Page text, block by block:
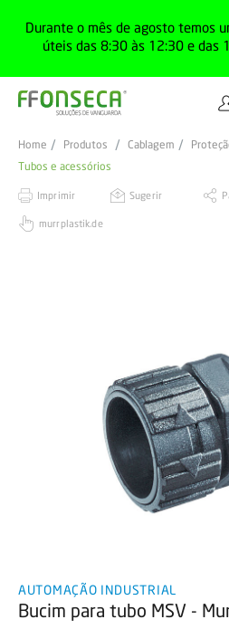
Durante o mês de agosto temos
úteis das 8:30 às 12:30 e
Home Produtos Cablagem
Tubos e acessórios
Imprimir Sugerir
murrplastik.de
AUTOMAÇÃO INDUSTRIAL
Bucim para tubo MSV -